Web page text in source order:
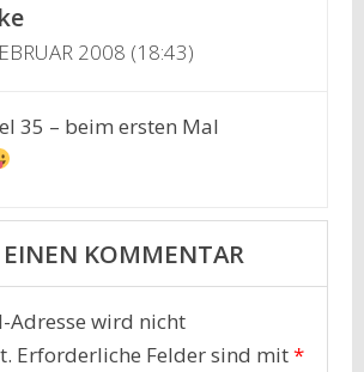
2008 (18:43)
35 – beim ersten Mal
EINEN KOMMENTAR
Adresse wird nicht
Erforderliche Felder sind mit*